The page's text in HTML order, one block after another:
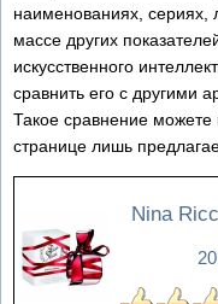
наименованиях, сериях,
массе других
искусственного
сравнить его с другими
Такое сравнение можете
странице лишь
Nina